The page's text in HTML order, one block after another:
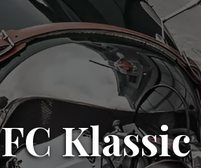
FC Klassic